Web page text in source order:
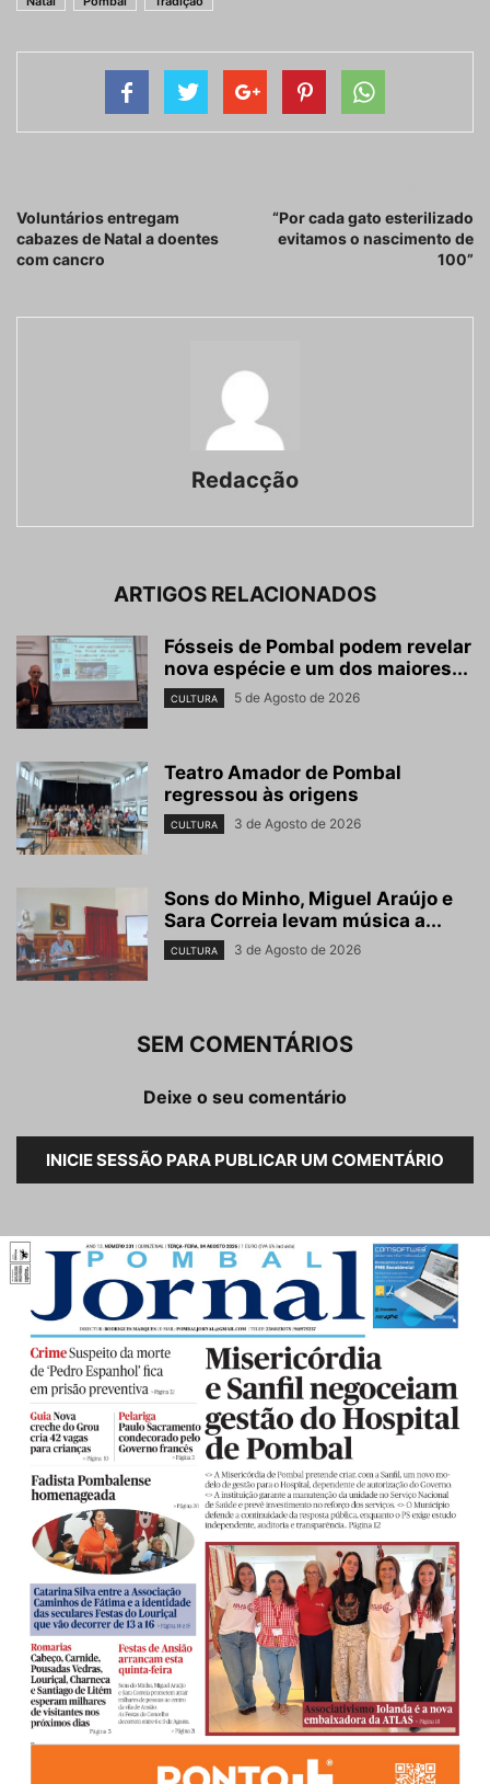
Voluntários entregam
cabazes de Natal a doentes
com cancro
“Por cada gato esterilizado
evitamos o nascimento de
100”
Redacção
ARTIGOS RELACIONADOS
Fósseis de Pombal podem revelar
nova espécie e um dos maiores...
CULTURA 5 de Agosto de 2026
Teatro Amador de Pombal
regressou às origens
CULTURA 3 de Agosto de 2026
Sons do Minho, Miguel Araújo e
Sara Correia levam música a...
CULTURA 3 de Agosto de 2026
SEM COMENTÁRIOS
Deixe o seu comentário
INICIE SESSÃO PARA PUBLICAR UM COMENTÁRIO